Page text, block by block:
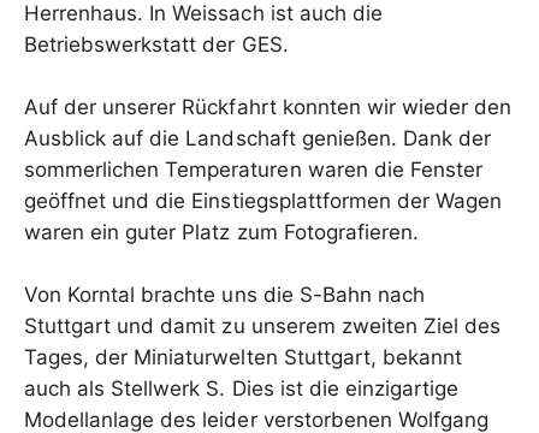
Herrenhaus. In Weissach ist auch die
Betriebswerkstatt der GES.
Auf der unserer Rückfahrt konnten wir wieder den
Ausblick auf die Landschaft genießen. Dank der
sommerlichen Temperaturen waren die Fenster
geöffnet und die Einstiegsplattformen der Wagen
waren ein guter Platz zum Fotografieren.
Von Korntal brachte uns die S-Bahn nach
Stuttgart und damit zu unserem zweiten Ziel des
Tages, der Miniaturwelten Stuttgart, bekannt
auch als Stellwerk S. Dies ist die einzigartige
Modellanlage des leider verstorbenen Wolfgang